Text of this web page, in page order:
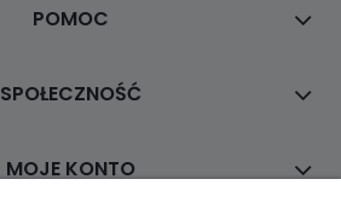
POMOC
SPOŁECZNOŚĆ
MOJE KONTO